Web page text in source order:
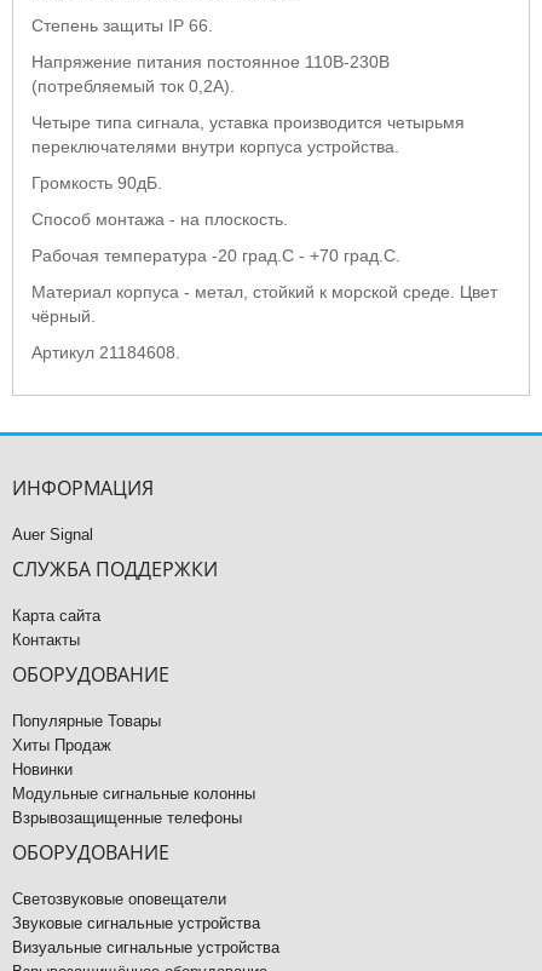
Степень защиты IP 66.
Напряжение питания постоянное 110В-230В
(потребляемый ток 0,2А).
Четыре типа сигнала, уставка производится четырьмя
переключателями внутри корпуса устройства.
Громкость 90дБ.
Способ монтажа - на плоскость.
Рабочая температура -20 град.С - +70 град.С.
Материал корпуса - метал, стойкий к морской среде. Цвет
чёрный.
Артикул 21184608.
ИНФОРМАЦИЯ
Auer Signal
СЛУЖБА ПОДДЕРЖКИ
Карта сайта
Контакты
ОБОРУДОВАНИЕ
Популярные Товары
Хиты Продаж
Новинки
Модульные сигнальные колонны
Взрывозащищенные телефоны
ОБОРУДОВАНИЕ
Светозвуковые оповещатели
Звуковые сигнальные устройства
Визуальные сигнальные устройства